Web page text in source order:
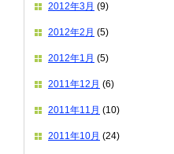
2012年3月 (9)
2012年2月 (5)
2012年1月 (5)
2011年12月 (6)
2011年11月 (10)
2011年10月 (24)